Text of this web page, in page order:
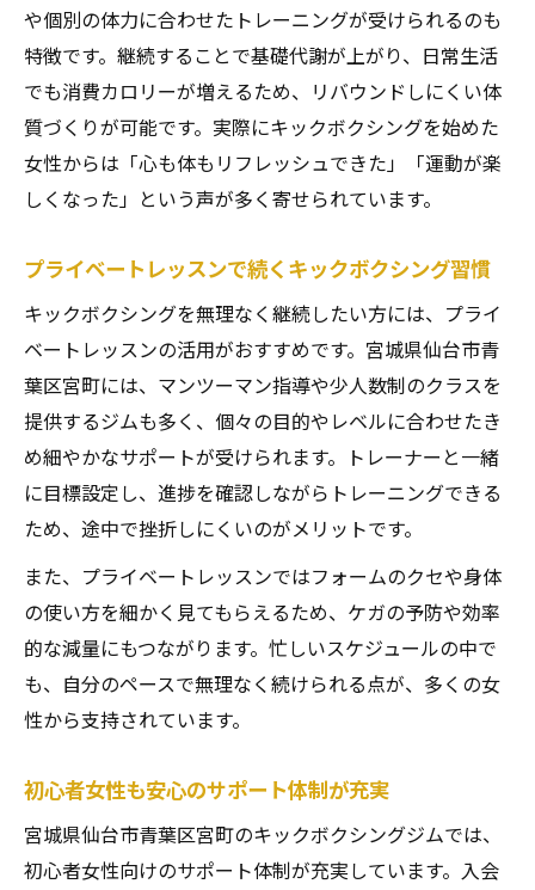
や個別の体力に合わせたトレーニングが受けられるのも
特徴です。継続することで基礎代謝が上がり、日常生活
でも消費カロリーが増えるため、リバウンドしにくい体
質づくりが可能です。実際にキックボクシングを始めた
女性からは「心も体もリフレッシュできた」「運動が楽
しくなった」という声が多く寄せられています。
プライベートレッスンで続くキックボクシング習慣
キックボクシングを無理なく継続したい方には、プライ
ベートレッスンの活用がおすすめです。宮城県仙台市青
葉区宮町には、マンツーマン指導や少人数制のクラスを
提供するジムも多く、個々の目的やレベルに合わせたき
め細やかなサポートが受けられます。トレーナーと一緒
に目標設定し、進捗を確認しながらトレーニングできる
ため、途中で挫折しにくいのがメリットです。
また、プライベートレッスンではフォームのクセや身体
の使い方を細かく見てもらえるため、ケガの予防や効率
的な減量にもつながります。忙しいスケジュールの中で
も、自分のペースで無理なく続けられる点が、多くの女
性から支持されています。
初心者女性も安心のサポート体制が充実
宮城県仙台市青葉区宮町のキックボクシングジムでは、
初心者女性向けのサポート体制が充実しています。入会